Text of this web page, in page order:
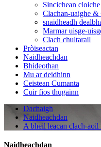
Sincichean cloiche
Clachan-uaighe &
snaidheadh
Marmar uisge-
Clach chultarail
Pròiseactan
Naidheachdan
Bhideothan
Mu ar deidhinn
Ceistean Cumanta
Cuir fios thugainn
Dachaigh
Naidheachdan
A bheil leacan clach-aoil
Naidheachdan